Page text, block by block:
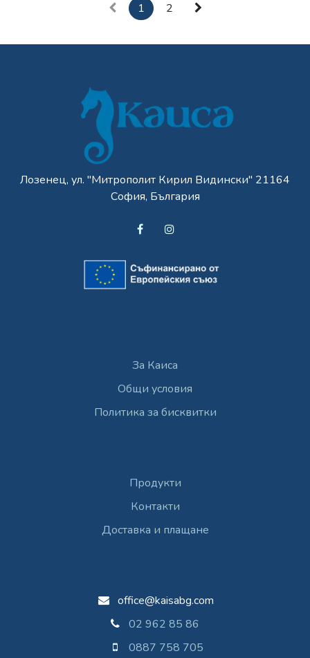
1 2
За Каиса
Общи условия
Политика за бисквитки
Продукти
Контакти
Доставка и плащане
office@kaisabg.com
02 962 85 86
0887 758 705
Лозенец, ул. "Митрополит Кирил Видински" 21164
София, България